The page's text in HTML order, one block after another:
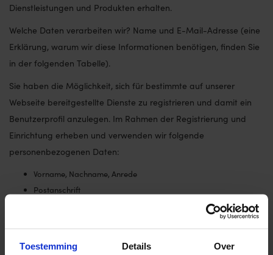
Toestemming Details Over
Dienstleistungen und Produkten erhalten.
Welche Daten verarbeiten wir? Name und E-Mail-Adresse (eine
Erklärung, warum wir diese Informationen benötigen, finden Sie
in der folgenden Tabelle).
Sie haben die Möglichkeit, sich für bestimmte auf unserer
Webseite bereitgestellte Dienste zu registrieren und damit ein
Benutzerprofil anzulegen. Im Rahmen der Registrierung und
Einrichtung erheben und verwenden wir folgende
personenbezogenen Daten:
Vorname, Nachname, Anrede
Postanschrift
Darüber hinaus können freiwillige Angaben gemacht werden (z.